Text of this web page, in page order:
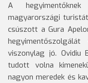
A
magyarországi
csúszott a Gura
viszonylag jó. Ovidiu
tudott volna
nagyon meredek és